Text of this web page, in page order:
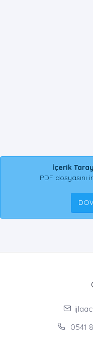
İçerik
PDF dosyasını
0541